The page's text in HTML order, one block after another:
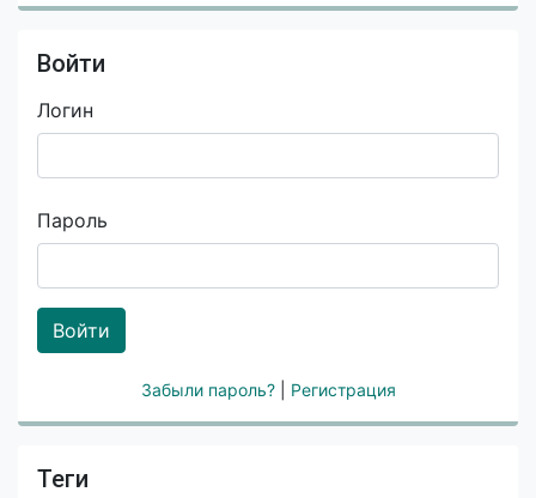
Войти
Логин
Пароль
Войти
Забыли пароль? Регистрация
Теги